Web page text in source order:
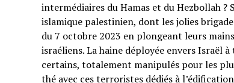
intermédiaires du Hamas et du Hezbollah ?
islamique palestinien, dont les jolies
du 7 octobre 2023 en plongeant leurs
israéliens. La haine déployée envers Israël
certains, totalement manipulés pour les
thé avec ces terroristes dédiés à